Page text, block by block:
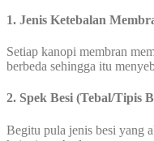
1. Jenis Ketebalan
Setiap kanopi membran
berbeda sehingga itu
2. Spek Besi (Tebal/Tipis
Begitu pula jenis besi yang